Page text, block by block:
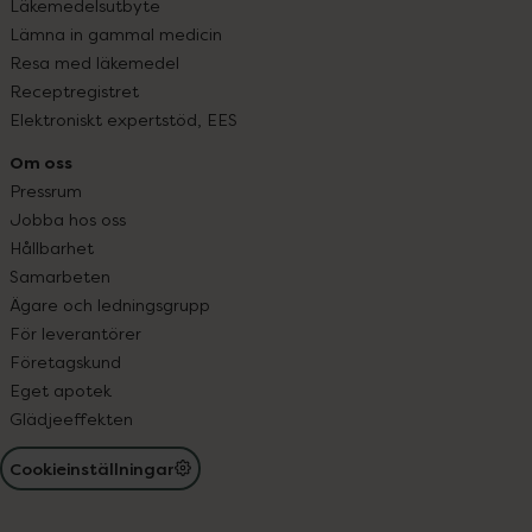
Läkemedelsutbyte
Lämna in gammal medicin
Resa med läkemedel
Receptregistret
Elektroniskt expertstöd, EES
Om oss
Pressrum
Jobba hos oss
Hållbarhet
Samarbeten
Ägare och ledningsgrupp
För leverantörer
Företagskund
Eget apotek
Glädjeeffekten
Cookieinställningar